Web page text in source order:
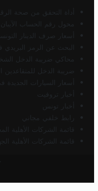
أداة التحقق من صحة
محول رقم الحساب
أسعار صرف الدينار
البحث عن الرمز البريدي
محاكي ضريبة الدخل
ضريبة الدخل للمتقاعدين
أسعار السيارات الجديدة
أخبار تروفيت
أخبار تونس
رابط خلفي مجاني
قائمة الشركات الأهلية
قائمة الشركات الأهلية